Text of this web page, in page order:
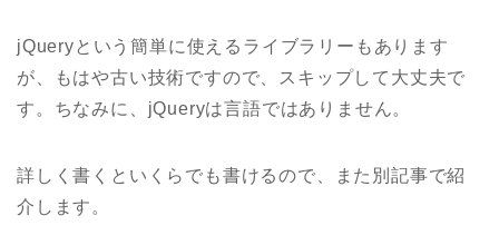
jQuery という簡単に使えるライブラリーもあります
が、もはや古い技術ですので、スキップして大丈夫で
す。ちなみに、 jQueryは言語ではありません。
詳しく書くといくらでも書けるので、また別記事で紹
介します。